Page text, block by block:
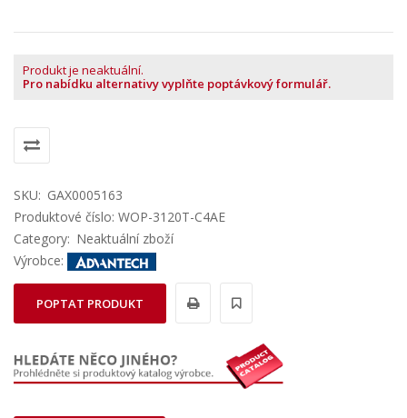
Produkt je neaktuální.
Pro nabídku alternativy vyplňte poptávkový formulář.
SKU: GAX0005163
Produktové číslo: WOP-3120T-C4AE
Category: Neaktuální zboží
Výrobce:
POPTAT PRODUKT